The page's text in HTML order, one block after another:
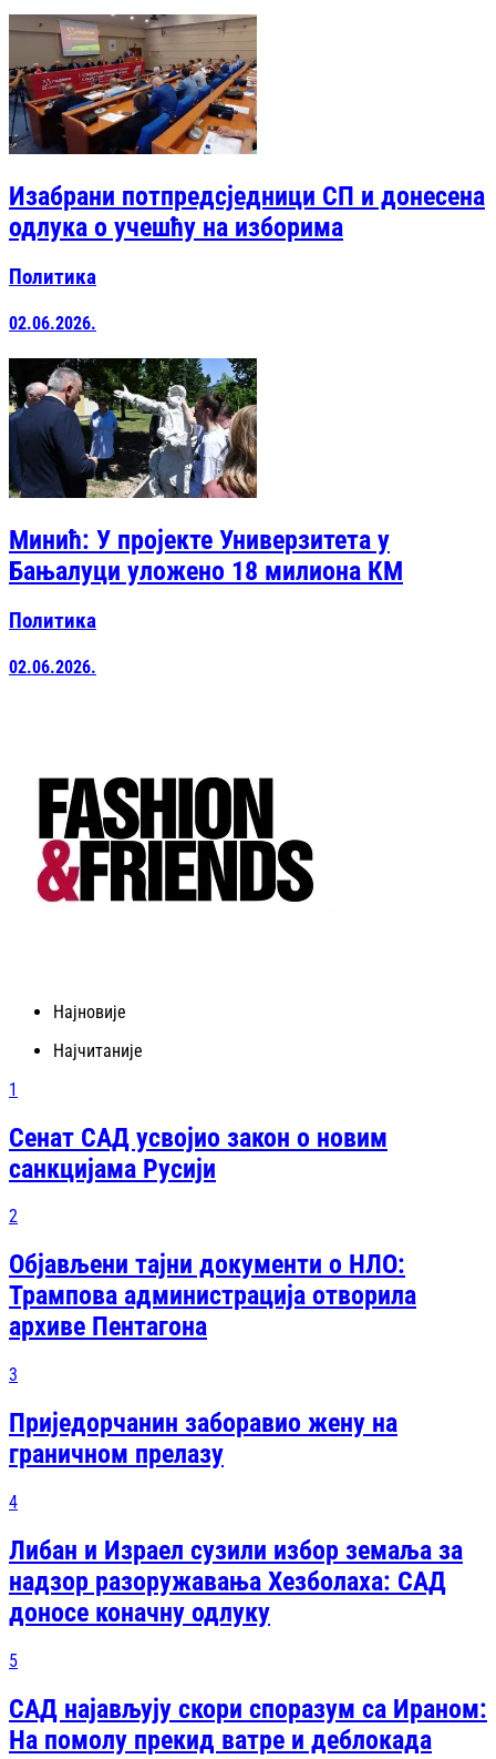
Изабрани потпредсједници СП и донесена
одлука о учешћу на изборима
Политика
02.06.2026.
Минић: У пројекте Универзитета у
Бањалуци уложено 18 милиона КМ
Политика
02.06.2026.
Најновије
Најчитаније
1
Сенат САД усвојио закон о новим
санкцијама Русији
2
Објављени тајни документи о НЛО:
Трампова администрација отворила
архиве Пентагона
3
Приједорчанин заборавио жену на
граничном прелазу
4
Либан и Израел сузили избор земаља за
надзор разоружавања Хезболаха: САД
доносе коначну одлуку
5
САД најављују скори споразум са Ираном:
На помолу прекид ватре и деблокада